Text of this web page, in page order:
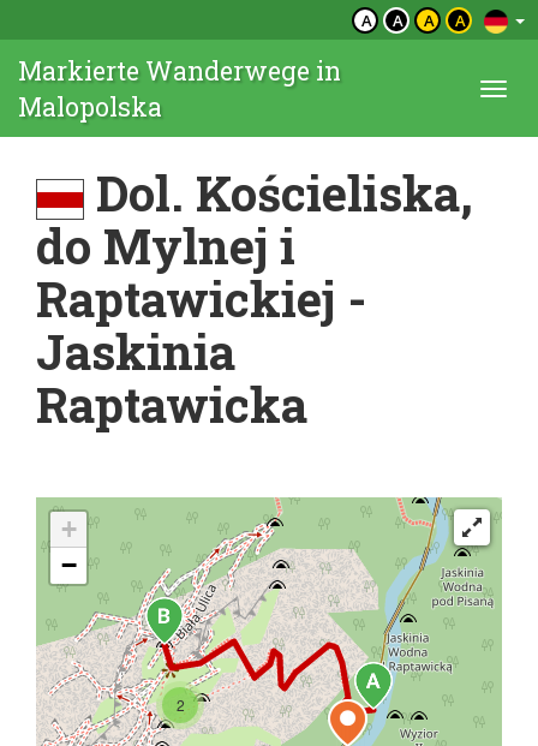
A A A A
Markierte Wanderwege in
Malopolska
Dol. Kościeliska,
do Mylnej i
Raptawickiej -
Jaskinia
Raptawicka
2
+
−